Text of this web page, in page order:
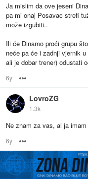
Ja mislim da ove jeseni
pa mi onaj Posavac strefi
može izgubiti..
Ili će Dinamo proći grupu
neće pa će i zadnji vjernik
ali je dobar trener) odustati
6y
LovroZG
1.3k
Ne znam za vas, al ja
6y